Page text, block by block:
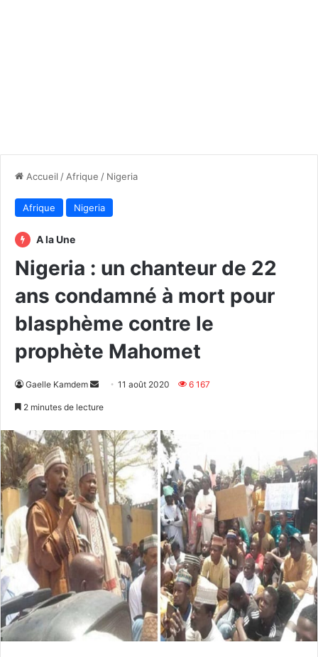
Accueil / Afrique / Nigeria
Afrique Nigeria
A la Une
Nigeria : un chanteur de 22
ans condamné à mort pour
blasphème contre le
prophète Mahomet
Gaelle Kamdem
Envoyer11 août 2020 6 167
2 minutes de lecture